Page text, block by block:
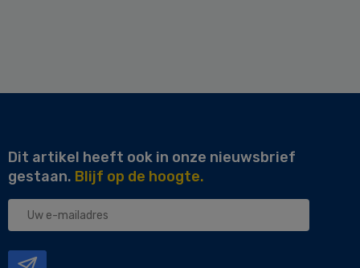
Dit artikel heeft ook in onze nieuwsbrief
gestaan. Blijf op de hoogte.
Uw